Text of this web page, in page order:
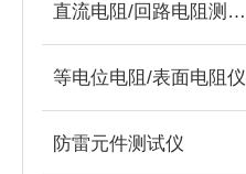
直流电阻/回路电阻测试仪
等电位电阻/表面电阻仪
防雷元件测试仪